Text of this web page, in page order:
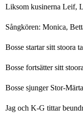
Liksom kusinerna Leif,
Sångkören: Monica,
Bosse startar sitt stoora
Bosse fortsätter sitt
Bosse sjunger Stor-
Jag och K-G tittar